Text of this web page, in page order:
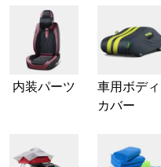
内装パーツ
車用ボディ
カバー